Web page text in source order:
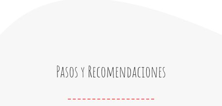
Pasos y Recomendaciones